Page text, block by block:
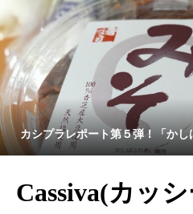
カシプラレポート第５弾！「か
Cassiva(カッ